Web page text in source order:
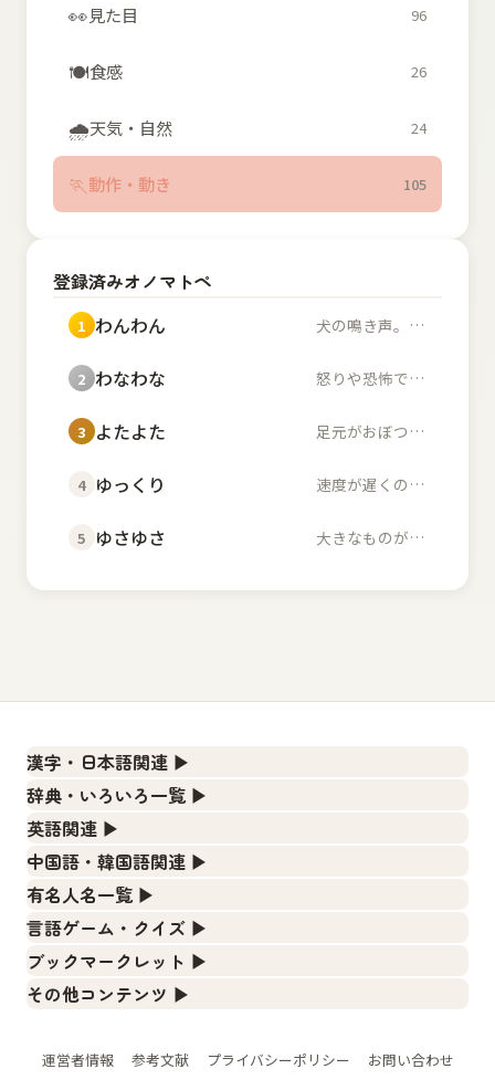
👀見た目 96
🍽️食感 26
🌧️天気・自然 24
🏃動作・動き 105
登録済みオノマトペ
1 わんわん 犬の鳴き声。また、幼...
2 わなわな 怒りや恐怖で体が小刻...
3 よたよた 足元がおぼつかず不安...
4 ゆっくり 速度が遅くのんびりし...
5 ゆさゆさ 大きなものが左右に揺...
漢字・日本語関連 ▶
漢字の読み方検索、手書き入力、書き順練習など、日本語学
習に役立つツールを集めています。
人名漢字辞典 - 読み方検索
手書き漢字入力
漢字の書き方・書き順 書き取り練習帳
ひらがなの書き方・書き順
カタカナの書き方・書き順
辞書
辞典・いろいろ一覧 ▶
部首・画数別の漢字一覧、熟語辞典、地名・駅名検索など、
各種リファレンスツールです。
部首画数別漢字一覧
常用漢字一覧
人名用漢字一覧
画数別なまえ漢字一覧
イメージ・印象から漢字や熟語を探す
英語関連 ▶
カタカナ語・略語の意味検索、発音記号、リスニング練習な
ど英語学習ツールです。
カタカナ語の意味・発音・類語辞典
英語の発音記号一覧
英単語リスニングテスト
英語の意味・発音の違い
中国語・韓国語関連 ▶
中国語のピンイン変換、韓国語の手書き入力など、アジア言
語学習ツールです。
手書き中国語入力 変換ツール
ピンイン一覧表
外国語翻訳ツール
有名人名一覧 ▶
海外セレブやスポーツ選手の名前の読み方・発音を確認でき
海外有名人の苗字・名前一覧と発音 🔊
WEリーグ選手名一覧
言語ゲーム・クイズ ▶
四字熟語パズルや漢字クイズなど、楽しみながら学べるゲー
有名人名前読みクイズ（毎日更新）
ブックマークレット ▶
ブラウザに登録して、どのサイトからでも漢字や英語を検索
漢字読み方検索ブックマークレット
その他コンテンツ ▶
運営者情報 参考文献 プライバシーポリシー お問い合わせ